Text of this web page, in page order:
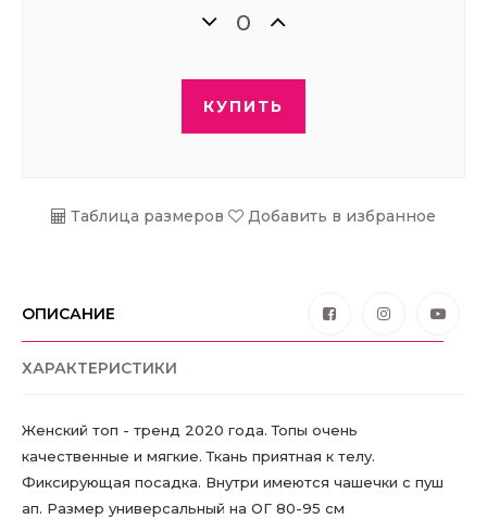
КУПИТЬ
Таблица размеров Добавить в избранное
ОПИСАНИЕ
ХАРАКТЕРИСТИКИ
Женский топ - тренд 2020 года. Топы очень
качественные и мягкие. Ткань приятная к телу.
Фиксирующая посадка. Внутри имеются чашечки с пуш
ап. Размер универсальный на ОГ 80-95 см